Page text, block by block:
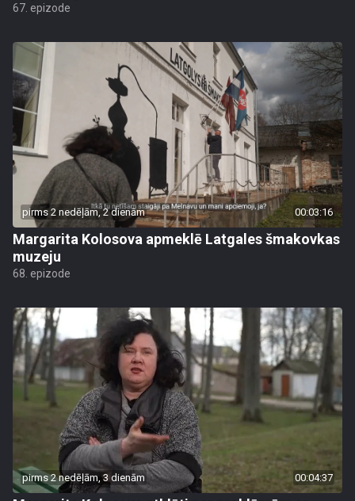
67. epizode
pirms 2 nedēļām, 2 dienām 00:03:16
Margarita Kolosova apmeklē Latgales šmakovkas
muzeju
68. epizode
pirms 2 nedēļām, 3 dienām 00:04:37